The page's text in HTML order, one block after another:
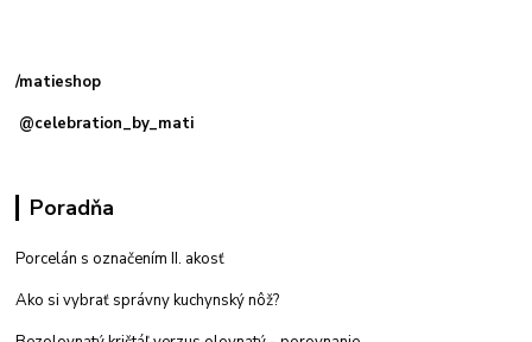
/matieshop
@celebration_by_mati
Poradňa
Porcelán s označením II. akosť
Ako si vybrať správny kuchynský nôž?